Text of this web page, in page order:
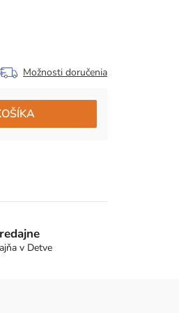
Možnosti doručenia
v Detve